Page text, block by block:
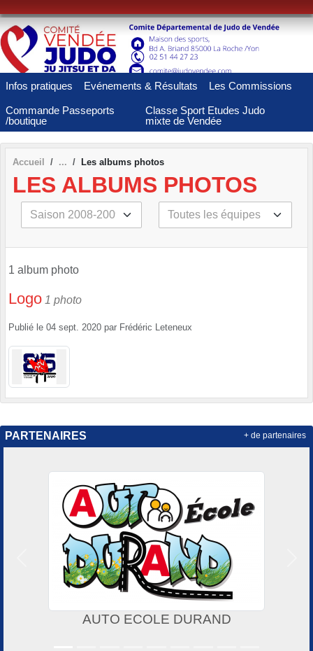
Infos pratiques Evénements & Résultats Les Commissions
Commande Passeports
/boutique
Classe Sport Etudes Judo
mixte de Vendée
Accueil Les albums photos
LES ALBUMS PHOTOS
1 album photo
Logo 1 photo
Publié le 04 sept. 2020 par Frédéric Leteneux
PARTENAIRES
AUTO ECOLE DURAND
Précedent
+ de partenaires